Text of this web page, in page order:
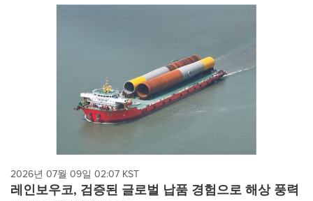
2026년 07월 09일 02:07 KST
레인보우코, 검증된 글로벌 납품 경험으로 해상 풍력